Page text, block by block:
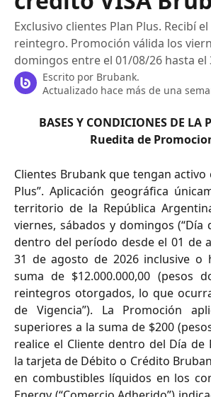
Exclusivo clientes Plan Plus. Recibí el
reintegro. Promoción válida los
domingos entre el 01/08/26 hasta el
Escrito por Brubank.
Actualizado hace más de una
BASES Y CONDICIONES DE LA
Ruedita de
Clientes Brubank que tengan activo
Plus”. Aplicación geográfica
territorio de la República
viernes, sábados y domingos (“Día
dentro del período desde el 01 de
31 de agosto de 2026 inclusive o
suma de $12.000.000,00 (pesos
reintegros otorgados, lo que
de Vigencia”). La Promoción
superiores a la suma de $200
realice el Cliente dentro del Día de
la tarjeta de Débito o Crédito
en combustibles líquidos en los